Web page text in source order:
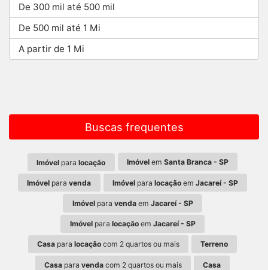
De 300 mil até 500 mil
De 500 mil até 1 Mi
A partir de 1 Mi
Buscas frequentes
Imóvel paralocação Imóvelem Santa Branca - SP
Imóvel paravenda Imóvelpara locaçãoem Jacareí - SP
Imóvelpara vendaem Jacareí - SP
Imóvelpara locaçãoem Jacareí - SP
Casapara locaçãocom 2 quartos ou mais Terreno
Casapara vendacom 2 quartos ou mais Casa